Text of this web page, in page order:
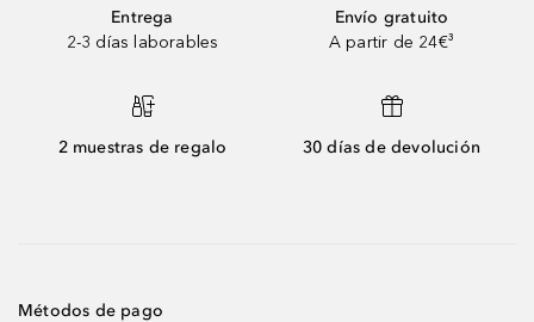
Entrega
2-3 días laborables
Envío gratuito
A partir de 24€³
2 muestras de regalo 30 días de devolución
Métodos de pago